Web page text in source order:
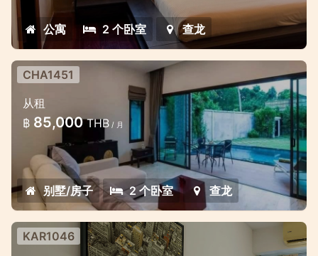
公寓 2 个卧室 查龙
盖茨庄园的 2 卧室可爱泳池别墅
查龙的简约风格 2 卧室别墅
CHA1451
从租
฿ 85,000THB / 月
别墅/房子 2 个卧室 查龙
KAR1046